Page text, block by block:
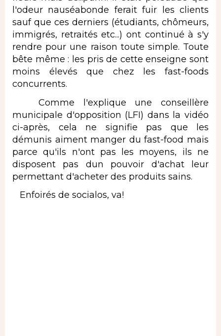
l'odeur nauséabonde ferait fuir les clients
sauf que ces derniers (étudiants, chômeurs,
immigrés, retraités etc...) ont continué à s'y
rendre pour une raison toute simple. Toute
bête même : les pris de cette enseigne sont
moins élevés que chez les fast-foods
concurrents.
Comme l'explique une conseillère
municipale d'opposition (LFI) dans la vidéo
ci-après, cela ne signifie pas que les
démunis aiment manger du fast-food mais
parce qu'ils n'ont pas les moyens, ils ne
disposent pas dun pouvoir d'achat leur
permettant d'acheter des produits sains.
Enfoirés de socialos, va!